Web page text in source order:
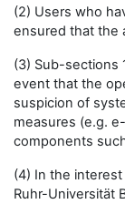
(2) Users who
ensured that the
(3) Sub-sections
event that the
suspicion of
measures (e.g.
components
(4) In the
Ruhr-Universität